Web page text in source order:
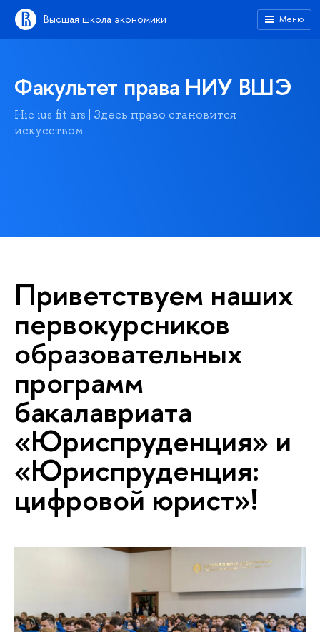
Высшая школа экономики Меню
Факультет права НИУ ВШЭ
Hic ius fit ars | Здесь право становится
искусством
Приветствуем наших
первокурсников
образовательных
программ
бакалавриата
«Юриспруденция» и
«Юриспруденция:
цифровой юрист»!